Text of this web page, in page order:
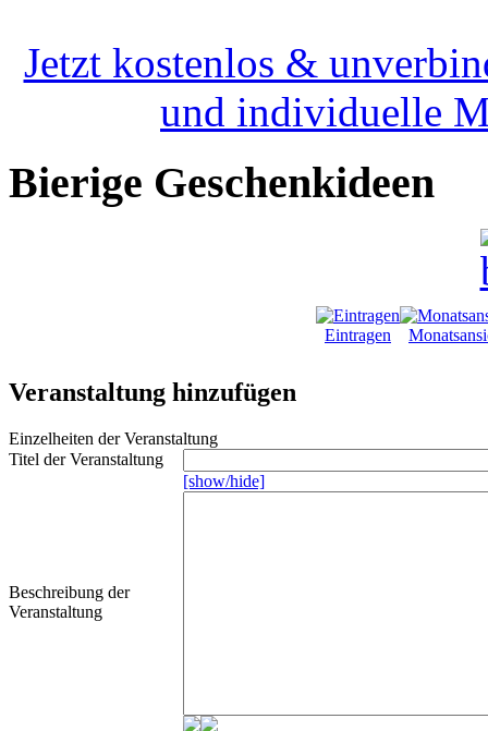
Jetzt kostenlos &
und individuelle
Bierige Geschenkideen
Eintragen
Veranstaltung hinzufügen
Einzelheiten der Veranstaltung
Titel der Veranstaltung
Beschreibung der
Veranstaltung
[show/hide]